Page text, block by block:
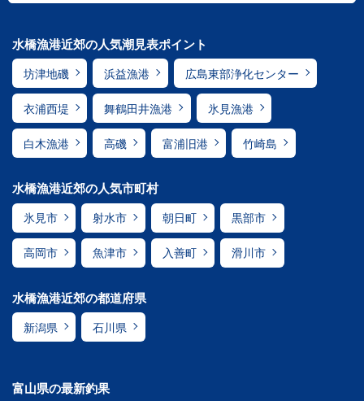
水橋漁港近郊の人気潮見表ポイント
坊津地磯 浜益漁港 広島東部浄化センター
衣浦西堤 舞鶴田井漁港 氷見漁港
白木漁港 高磯 富浦旧港 竹崎島
水橋漁港近郊の人気市町村
氷見市 射水市 朝日町 黒部市
高岡市 魚津市 入善町 滑川市
水橋漁港近郊の都道府県
新潟県 石川県
富山県の最新釣果